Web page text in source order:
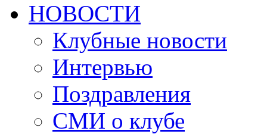
НОВОСТИ
Клубные новости
Интервью
Поздравления
СМИ о клубе